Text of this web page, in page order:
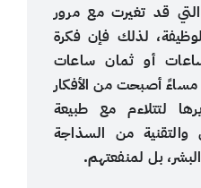
التي قد تغيرت مع مرور
لذلك فإن فكرة
أو ثمان ساعات
مساءً أصبحت من الأفكار
لتتلاءم مع طبيعة
والتقنية من السذاجة
بل لمنفعتهم.